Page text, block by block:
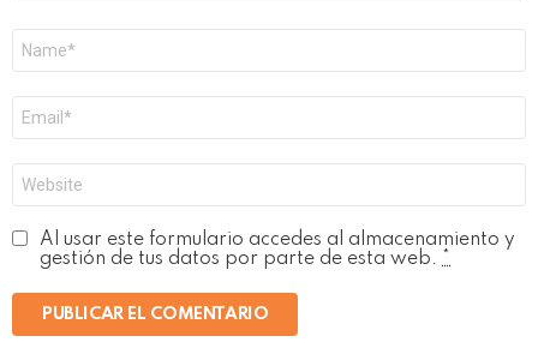
electrónico
*
Al usar este formulario accedes al almacenamiento y
gestión de tus datos por parte de esta web. *